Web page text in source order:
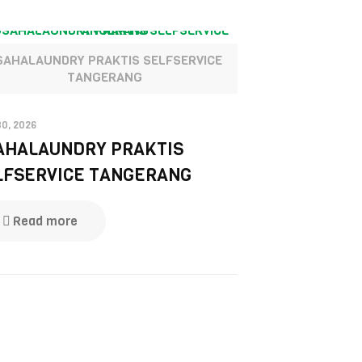
PRAKTIS SELFSERVICE
TANGERANG
2026
PRAKTIS
TANGERANG
Read more